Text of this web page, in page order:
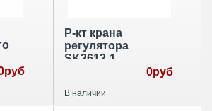
Р-кт крана
регулятора
SK2612-1
0руб
В наличии